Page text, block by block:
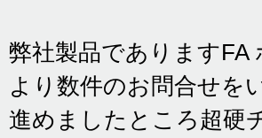
弊社製品でありますFA
より数件のお問合せを
進めましたところ超硬